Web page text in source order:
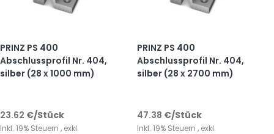
PRINZ PS 400
Abschlussprofil Nr. 404,
silber (28 x 1000 mm)
23.62 €/Stück
Inkl. 19% Steuern , exkl.
PRINZ PS 400
Abschlussprofil Nr. 404,
silber (28 x 2700 mm)
47.38 €/Stück
Inkl. 19% Steuern , exkl.